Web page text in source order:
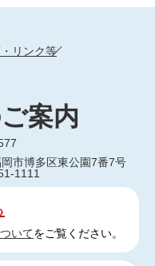
リンク等
案内
市博多区東公園7番7号
1111
いてをご覧ください。